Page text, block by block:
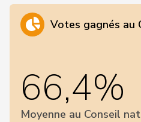
Votes gagnés au
66,4%
Moyenne au Conseil